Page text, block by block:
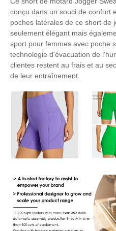
conçu dans un souci de confort
poches latérales de ce short de
seulement élégant mais
sport pour femmes avec poche
technologie d'évacuation de
clientes restent au frais et au
de leur entraînement.